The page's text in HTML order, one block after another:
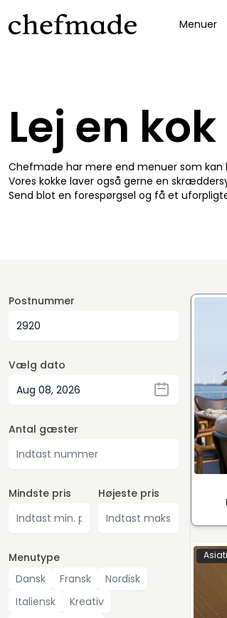
Menuer
Lej en kok
Chefmade har mere end menuer som kan
Vores kokke laver også gerne en
Send blot en forespørgsel og få et
Postnummer
Vælg dato
Antal gæster
Mindste pris Højeste pris
Menutype
Dansk
Fransk
Nordisk
Italiensk
Kreativ